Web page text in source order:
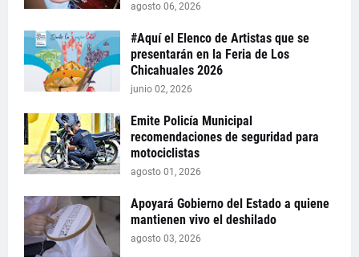
agosto 06, 2026
#Aquí el Elenco de Artistas que se
presentarán en la Feria de Los
Chicahuales 2026
junio 02, 2026
Emite Policía Municipal
recomendaciones de seguridad para
motociclistas
agosto 01, 2026
Apoyará Gobierno del Estado a quiene
mantienen vivo el deshilado
agosto 03, 2026